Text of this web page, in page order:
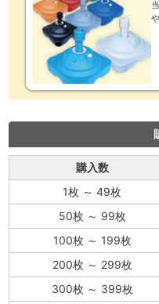
購入数
1枚 ～ 49枚
50枚 ～ 99枚
100枚 ～ 199枚
200枚 ～ 299枚
300枚 ～ 399枚